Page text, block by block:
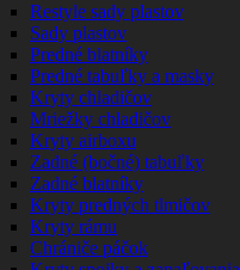
Restyle sady plastov
Sady plastov
Predné blatníky
Predné tabuľky a masky
Kryty chladičov
Mriežky chladičov
Kryty airboxu
Zadné (bočné) tabuľky
Zadné blatníky
Kryty predných tlmičov
Kryty rámu
Chrániče páčok